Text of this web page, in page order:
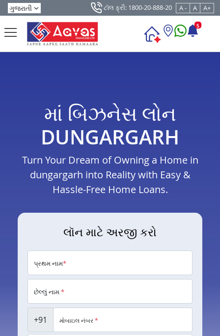
ટૉલ ફ્રી: 1800-20-888-20 A - A A+
5
માં બિઝનેસ લોન
DUNGARGARH
Turn Your Dream of Owning a Home in
dungargarh into Reality with Easy &
Hassle-Free Home Loans.
લૉન માટે અરજી કરો
પ્રથમ નામ*
છેલ્લું નામ*
+91 મોબાઇલ નંબર*